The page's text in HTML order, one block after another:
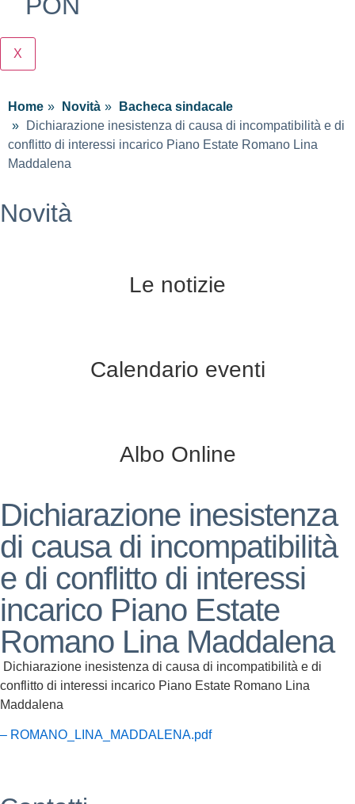
X
Home Novità
Bacheca sindacale
Dichiarazione inesistenza di causa di incompatibilità e di
conflitto di interessi incarico Piano Estate Romano Lina
Maddalena
Novità
Le notizie
Calendario eventi
Albo Online
Dichiarazione inesistenza
di causa di incompatibilità
e di conflitto di interessi
incarico Piano Estate
Romano Lina Maddalena
Dichiarazione inesistenza di causa di incompatibilità e di
conflitto di interessi incarico Piano Estate Romano Lina
Maddalena
– ROMANO_LINA_MADDALENA.pdf